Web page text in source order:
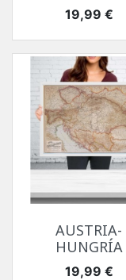
Precio
19,99 €
AUSTRIA-
HUNGRÍA
Precio
19,99 €